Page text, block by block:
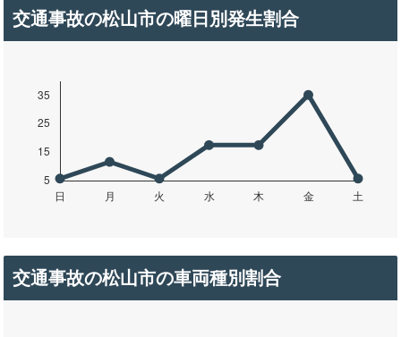
交通事故の松山市の曜日別発生割合
交通事故の松山市の車両種別割合